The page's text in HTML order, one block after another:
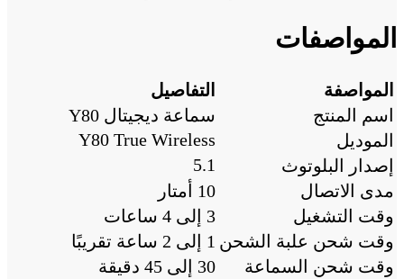
المواصفات
المواصفة
التفاصيل
اسم المنتج
سماعة ديجيتال Y80
الموديل
Y80 True Wireless
إصدار البلوتوث
5.1
مدى الاتصال
10 أمتار
وقت التشغيل
3 إلى 4 ساعات
وقت شحن علبة الشحن 1 إلى 2 ساعة تقريبًا
وقت شحن السماعة
30 إلى 45 دقيقة